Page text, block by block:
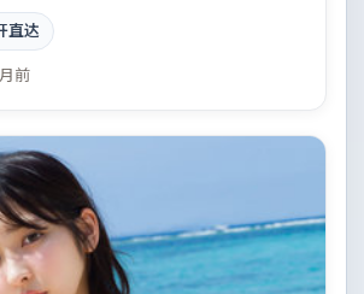
娜共同撑起复杂人物关系，两条时间线
至最后一刻揭晓。
直达
前